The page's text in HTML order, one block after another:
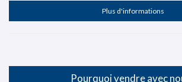
Plus d'informations
Pourquoi vendre avec